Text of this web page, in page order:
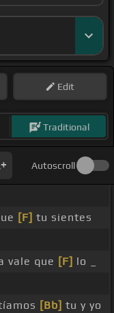
Edit
Traditional
Autoscroll
[F] tu sientes
vale que [F] lo _
[Bb] tu y yo